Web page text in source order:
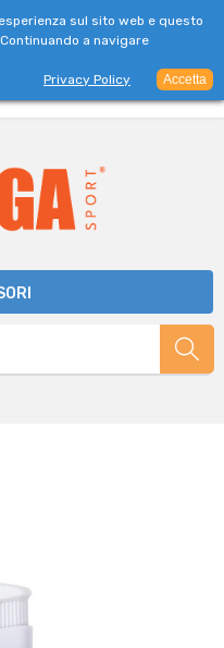
sul sito web e questo
a navigare
Privacy Policy
Accetta